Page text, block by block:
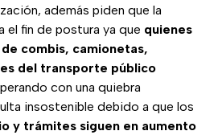
además piden que la
fin de postura ya que quienes
combis, camionetas,
del transporte público
con una quiebra
insostenible debido a que los
y trámites siguen en aumento